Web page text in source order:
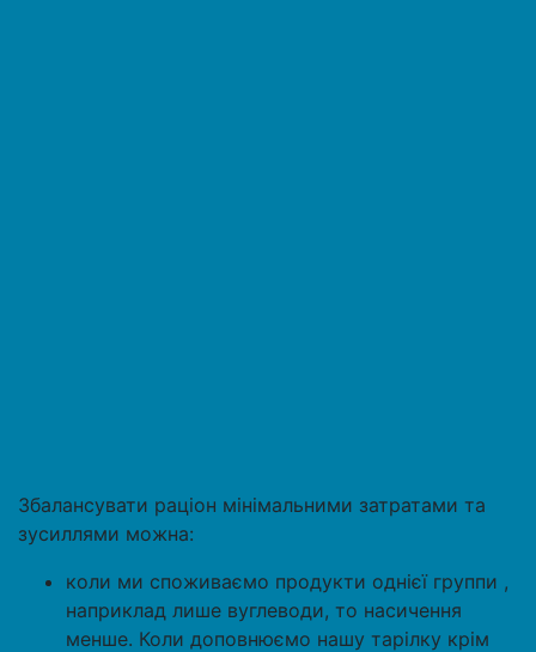
Збалансувати раціон мінімальними затратами та
зусиллями можна:
коли ми споживаємо продукти однієї группи ,
наприклад лише вуглеводи, то насичення
менше. Коли доповнюємо нашу тарілку крім